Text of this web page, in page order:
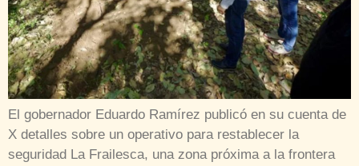
El gobernador Eduardo Ramírez publicó en su cuenta de
X detalles sobre un operativo para restablecer la
seguridad La Frailesca, una zona próxima a la frontera